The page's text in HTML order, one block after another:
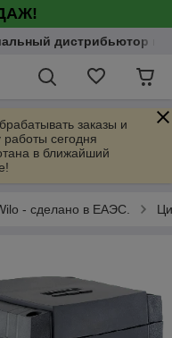
дистрибьютор
заказы и
сегодня
в ближайший
- сделано в ЕАЭС.